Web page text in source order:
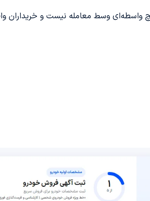
وسط معامله نیست و خریداران